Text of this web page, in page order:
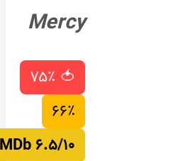
Mercy
🍅 ۷۵٪
۶۶٪
۶.۵/۱۰ IMDb